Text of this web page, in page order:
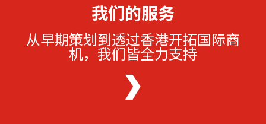
我们的服务
从早期策划到透过香港开拓国际商
机，我们皆全力支持